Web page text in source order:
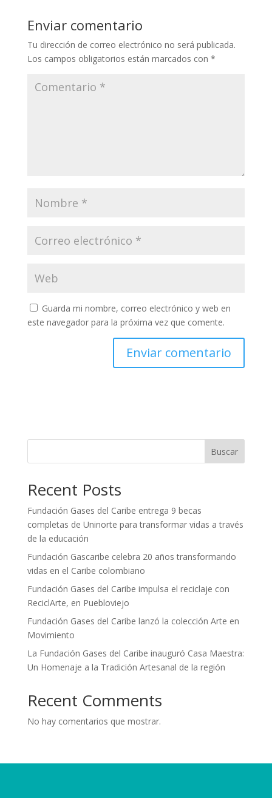
Enviar comentario
Tu dirección de correo electrónico no será publicada.
Los campos obligatorios están marcados con *
Guarda mi nombre, correo electrónico y web en
este navegador para la próxima vez que comente.
Buscar
Recent Posts
Fundación Gases del Caribe entrega 9 becas
completas de Uninorte para transformar vidas a través
de la educación
Fundación Gascaribe celebra 20 años transformando
vidas en el Caribe colombiano
Fundación Gases del Caribe impulsa el reciclaje con
ReciclArte, en Puebloviejo
Fundación Gases del Caribe lanzó la colección Arte en
Movimiento
La Fundación Gases del Caribe inauguró Casa Maestra:
Un Homenaje a la Tradición Artesanal de la región
Recent Comments
No hay comentarios que mostrar.